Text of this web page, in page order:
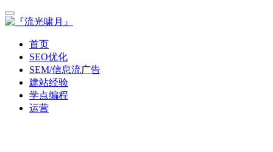
首页
SEO优化
SEM/信息流广告
建站经验
学点编程
运营